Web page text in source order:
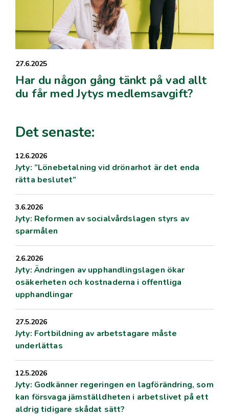
27.6.2025
Har du någon gång tänkt på vad allt
du får med Jytys medlemsavgift?
Det senaste:
12.6.2026
Jyty: ”Lönebetalning vid drönarhot är det enda
rätta beslutet”
3.6.2026
Jyty: Reformen av socialvårdslagen styrs av
sparmålen
2.6.2026
Jyty: Ändringen av upphandlingslagen ökar
osäkerheten och kostnaderna i offentliga
upphandlingar
27.5.2026
Jyty: Fortbildning av arbetstagare måste
underlättas
12.5.2026
Jyty: Godkänner regeringen en lagförändring, som
kan försvaga jämställdheten i arbetslivet på ett
aldrig tidigare skådat sätt?